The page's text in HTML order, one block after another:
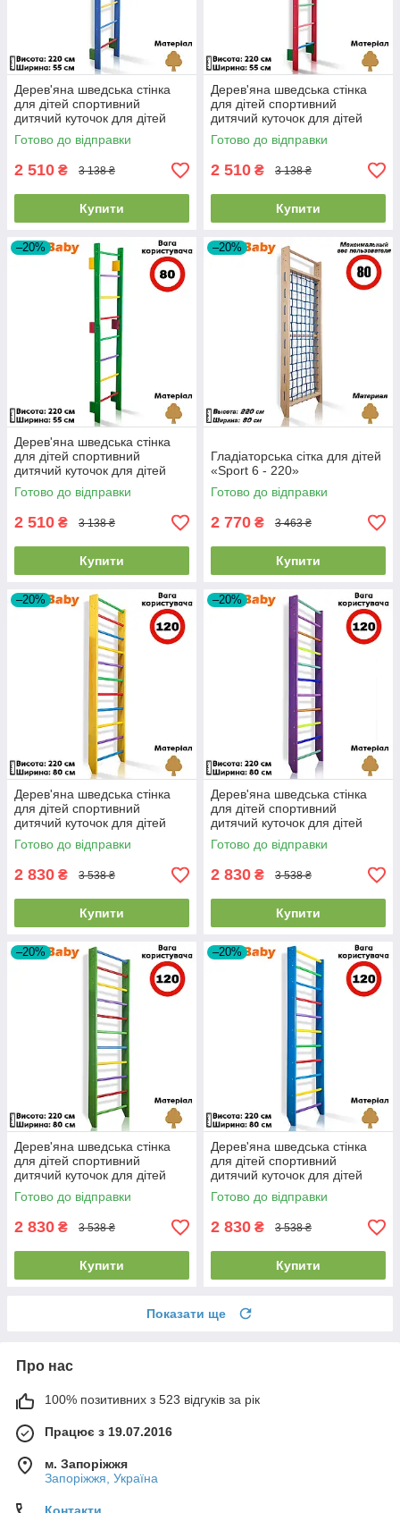
Дерев'яна шведська стінка
для дітей спортивний
дитячий куточок для дітей
Sportbaby "Teenager-0-220
Blue"
Готово до відправки
2 510 ₴ 3 138 ₴
Купити
Дерев'яна шведська стінка
для дітей спортивний
дитячий куточок для дітей
Sportbaby "Teenager-0-220
Barby"
Готово до відправки
2 510 ₴ 3 138 ₴
Купити
–20%
Дерев'яна шведська стінка
для дітей спортивний
дитячий куточок для дітей
Sportbaby "Teenager-0-220
Green"
Готово до відправки
2 510 ₴ 3 138 ₴
Купити
–20%
Гладіаторська сітка для дітей
«Sport 6 - 220»
Готово до відправки
2 770 ₴ 3 463 ₴
Купити
–20%
Дерев'яна шведська стінка
для дітей спортивний
дитячий куточок для дітей
SportBaby "0-220 Yellow"
Готово до відправки
2 830 ₴ 3 538 ₴
Купити
–20%
Дерев'яна шведська стінка
для дітей спортивний
дитячий куточок для дітей
Sportbaby "0-220 Purple"
Готово до відправки
2 830 ₴ 3 538 ₴
Купити
–20%
Дерев'яна шведська стінка
для дітей спортивний
дитячий куточок для дітей
SportBaby "0-220 Green"
Готово до відправки
2 830 ₴ 3 538 ₴
Купити
–20%
Дерев'яна шведська стінка
для дітей спортивний
дитячий куточок для дітей
SportBaby "0-220 Blue"
Готово до відправки
2 830 ₴ 3 538 ₴
Купити
Показати ще
Про нас
100% позитивних з 523 відгуків за рік
Працює з 19.07.2016
м. Запоріжжя
Запоріжжя, Україна